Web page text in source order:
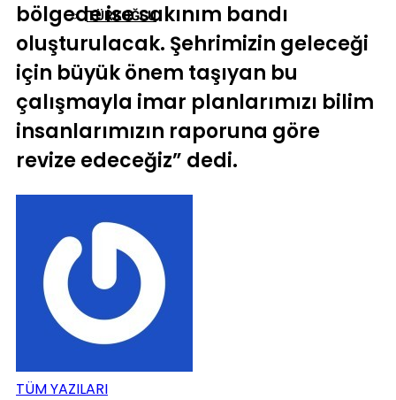
TÜRKOĞLU
bölgede ise sakınım bandı
oluşturulacak. Şehrimizin geleceği
için büyük önem taşıyan bu
çalışmayla imar planlarımızı bilim
insanlarımızın raporuna göre
revize edeceğiz” dedi.
TÜM YAZILARI